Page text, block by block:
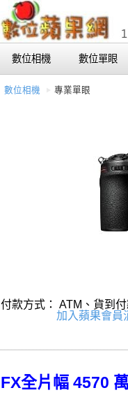
數位相機 數位單眼
數位相機 專業單眼
付款方式： ATM、貨到
加入蘋果會員
FX全片幅 4570